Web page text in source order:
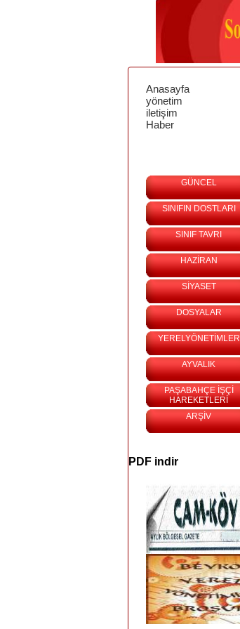
Anasayfa
yönetim
iletişim
Haber
GÜNCEL
SINIFIN DOSTLARI
SINIF TAVRI
HAZİRAN
SİYASET
DOSYALAR
YERELYÖNETİMLER
AYVALIK
PAŞABAHÇE İŞÇİ
HAREKETLERİ
ARŞİV
PDF indir